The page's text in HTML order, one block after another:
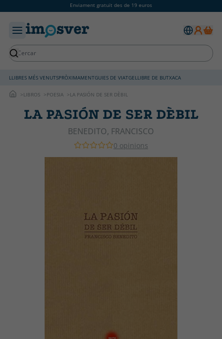
Enviament gratuït des de 19 euros
LLIBRES MÉS VENUTSPRÒXIMAMENTGUIES DE VIATGELLIBRE DE BUTXACA
LIBROS POESIA LA PASIÓN DE SER DÈBIL
LA PASIÓN DE SER DÈBIL
BENEDITO, FRANCISCO
0 opinions